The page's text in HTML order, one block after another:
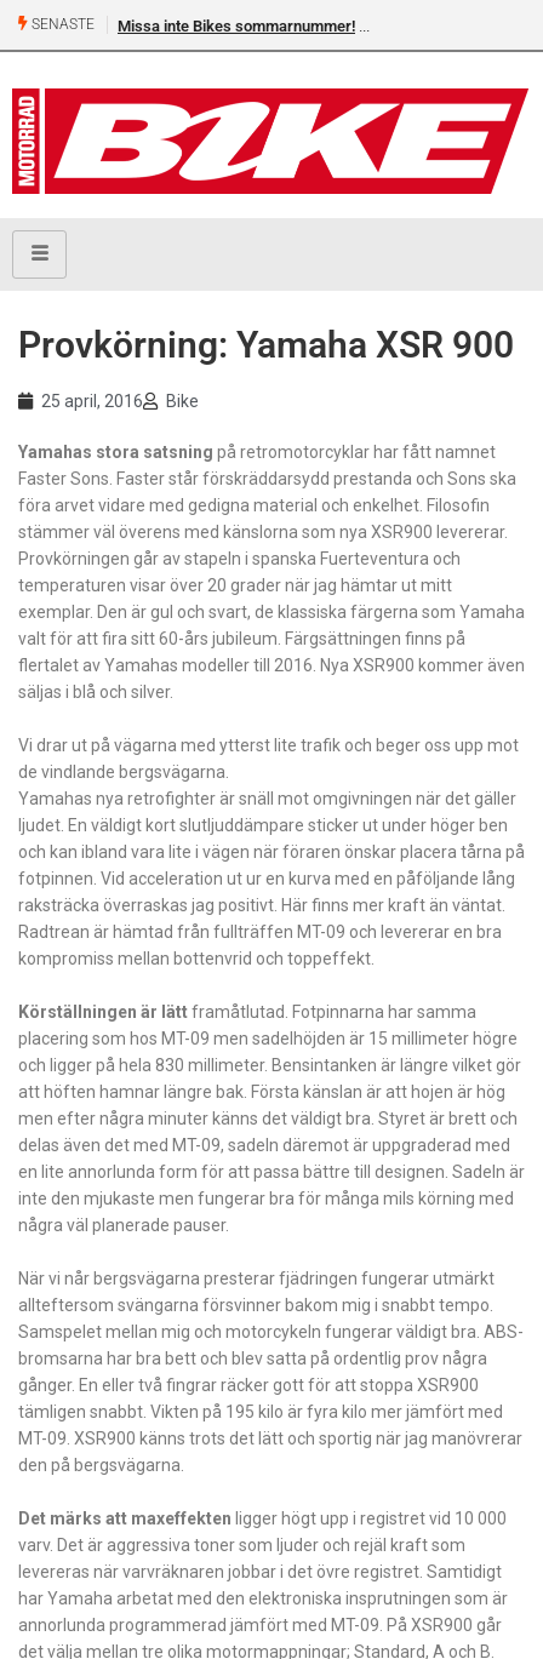
SENASTE Missa inte Bikes sommarnummer!
Provkörning: Yamaha XSR 900
25 april, 2016 Bike
Yamahas stora satsning på retromotorcyklar har fått namnet
Faster Sons. Faster står förskräddarsydd prestanda och Sons ska
föra arvet vidare med gedigna material och enkelhet. Filosofin
stämmer väl överens med känslorna som nya XSR900 levererar.
Provkörningen går av stapeln i spanska Fuerte­ventura och
temperaturen visar över 20 ­grader när jag hämtar ut mitt
exemplar. Den är gul och svart, de klassiska färgerna som Yamaha
valt för att fira sitt 60-års jubileum. Färgsättningen finns på
flertalet av Yamahas modeller till 2016. Nya XSR900 kommer även
säljas i blå och silver.
Vi drar ut på vägarna med ytterst lite trafik och beger oss upp mot
de vindlande bergsvägarna.
Yamahas nya retrofighter är snäll mot omgivningen när det gäller
ljudet. En väldigt kort slutljuddämpare sticker ut under höger ben
och kan ibland vara lite i vägen när föraren önskar placera tårna på
fotpinnen. Vid acceleration ut ur en kurva med en påföljande lång
raksträcka överraskas jag positivt. Här finns mer kraft än väntat.
Radtrean är hämtad från fullträffen MT-09 och levererar en bra
kompromiss mellan bottenvrid och toppeffekt.
Körställningen är lättframåtlutad. Fotpinnarna har samma
placering som hos MT-09 men sadelhöjden är 15 milli­meter ­högre
och ligger på hela 830 millimeter. Bensintanken är längre vilket gör
att höften hamnar längre bak. Första känslan är att hojen är hög
men efter några minuter känns det väldigt bra. Styret är brett och
delas även det med MT-09, sadeln däremot är uppgraderad med
en lite annorlunda form för att passa bättre till designen. Sadeln är
inte den mjukaste men fungerar bra för många mils körning med
några väl planerade pauser.
När vi når bergsvägarna presterar fjädringen fungerar utmärkt
allteftersom svängarna försvinner bakom mig i snabbt tempo.
Samspelet mellan mig och motorcykeln fungerar väldigt bra. ABS-
bromsarna har bra bett och blev satta på ordentlig prov några
gånger. En eller två fingrar räcker gott för att stoppa XSR900
tämligen snabbt. Vikten på 195 kilo är fyra kilo mer jämfört med
MT-09. XSR900 känns trots det lätt och sportig när jag manövrerar
den på bergsvägarna.
Det märks att maxeffekten ligger högt upp i registret vid 10 000
varv. Det är aggressiva toner som ljuder och rejäl kraft som
levereras när varvräknaren jobbar i det övre registret. Samtidigt
har Yamaha arbetat med den elektroniska insprutningen som är
annorlunda programmerad jämfört med MT-09. På XSR900 går
det välja mellan tre olika motormappningar; Standard, A och B.